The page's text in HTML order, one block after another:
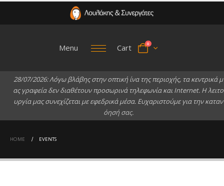
Menu Cart 0
28/07/2026:Λόγω βλάβης στην οπτική ίνα της περιοχής, τα κεντρικά μ
ας γραφεία δεν διαθέτουν προσωρινά τηλεφωνία και Internet. Ηλειτο
υργία μας συνεχίζεται με εφεδρικά μέσα. Ευχαριστούμε για την καταν
όησή σας.
HOME EVENTS